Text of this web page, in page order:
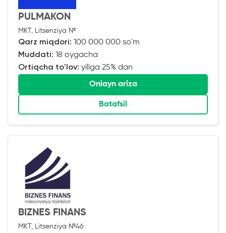
PULMAKON
MKT, Litsenziya №
Qarz miqdori: 100 000 000 so'm
Muddati: 18 oygacha
Ortiqcha to'lov: yiliga 25% dan
Onlayn ariza
Batafsil
BIZNES FINANS
MKT, Litsenziya №46